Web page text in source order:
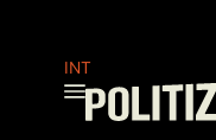
INT